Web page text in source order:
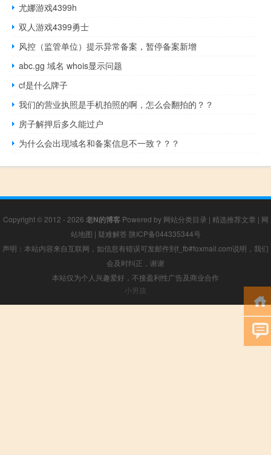
尤娜游戏4399h
双人游戏4399勇士
风控（监管单位）提示异常备案，暂停备案新增
abc.gg 域名 whois显示问题
cf是什么牌子
我们的营业执照是手机拍照的啊，怎么会翻拍的？？
房子解押后多久能过户
为什么会出现域名和备案信息不一致？？？
Copyright © 2012 - 2026 老N的博客Powered by 网站分类目录 | 精选推荐文章 | 网
站地图 | 疑难解答 陕ICP备044335344号
声明：本站内容来自互联网，如信息有错误可发邮件到f_fb#foxmail.com说明，我们
会及时纠正，谢谢
本站仅为个人兴趣爱好，不接盈利性广告及商业合作
小男孩